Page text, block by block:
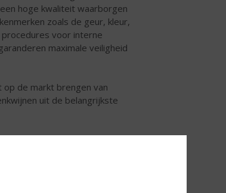
hoge kwaliteit waarborgen
zoals de geur, kleur,
voor interne
maximale veiligheid
op de markt brengen van
uit de belangrijkste
€6,95